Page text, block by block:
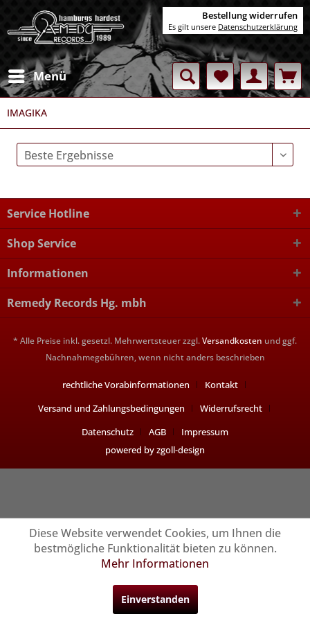
Menü
IMAGIKA
Service Hotline
Shop Service
Informationen
Remedy Records Hg. mbh
* Alle Preise inkl. gesetzl. Mehrwertsteuer zzgl.Versandkosten und ggf.
Nachnahmegebühren, wenn nicht anders beschrieben
rechtliche Vorabinformationen
Kontakt
Versand und Zahlungsbedingungen
Widerrufsrecht
Datenschutz
AGB
Impressum
powered by zgoll-design
Bestellung widerrufen
Es gilt unsere Datenschutzerklärung
Diese Website verwendet Cookies, um Ihnen die
bestmögliche Funktionalität bieten zu können.
Mehr Informationen
Einverstanden